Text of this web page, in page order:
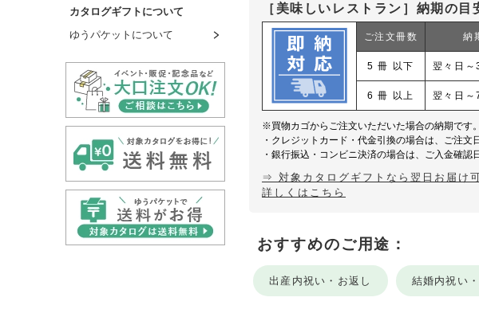
カタログギフトについて
ゆうパケットについて
［美味しいレストラン］納期の目
ご注文冊数 納
5 冊 以下 翌々日～
6 冊 以上 翌々日～
※買物カゴからご注文いただいた場合の納期です。
・クレジットカード・代金引換の場合は、ご注文
・銀行振込・コンビニ決済の場合は、ご入金確認
⇒ 対象カタログギフトなら翌日お届け可
詳しくはこちら
おすすめのご用途：
出産内祝い・お返し 結婚内祝い